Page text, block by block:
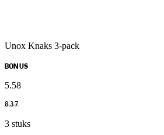
Unox Knaks 3-pack
BONUS
5.58
8.37
3 stuks